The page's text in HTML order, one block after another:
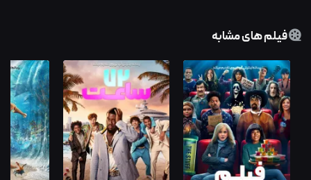
فیلم های مشابه